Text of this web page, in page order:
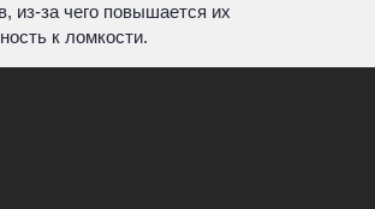
из-за чего повышается их
к ломкости.